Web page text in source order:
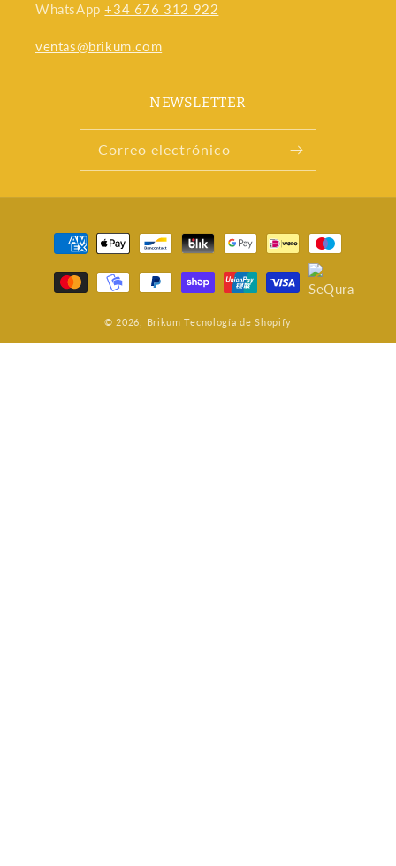
WhatsApp+34 676 312 922
ventas@brikum.com
NEWSLETTER
Correo electrónico
Formas
pago
© 2026, Brikum Tecnología de Shopify